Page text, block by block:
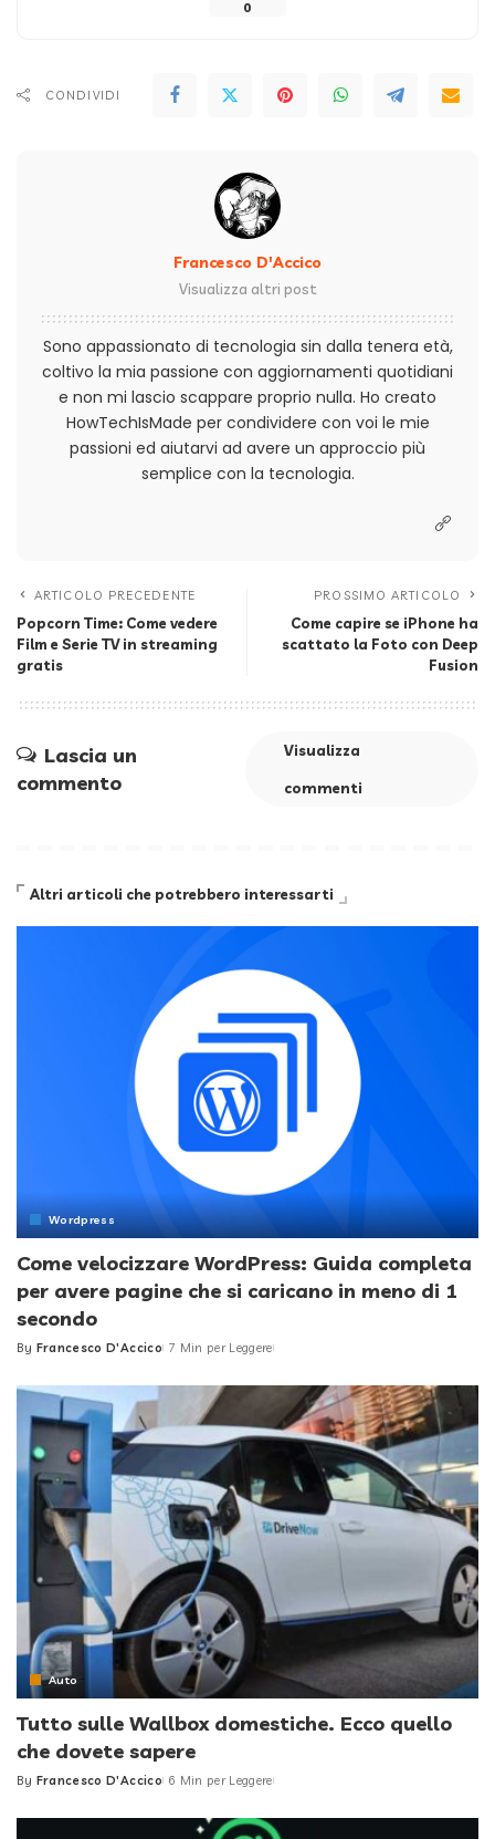
0
CONDIVIDI
Francesco D'Accico
Visualizza altri post
Sono appassionato di tecnologia sin dalla tenera età,
coltivo la mia passione con aggiornamenti quotidiani
e non mi lascio scappare proprio nulla. Ho creato
HowTechIsMade per condividere con voi le mie
passioni ed aiutarvi ad avere un approccio più
semplice con la tecnologia.
ARTICOLO PRECEDENTE
Popcorn Time: Come vedere
Film e Serie TV in streaming
gratis
PROSSIMO ARTICOLO
Come capire se iPhone ha
scattato la Foto con Deep
Fusion
Lascia un
commento
Visualizza
commenti
Altri articoli che potrebbero interessarti
Wordpress
Come velocizzare WordPress: Guida completa
per avere pagine che si caricano in meno di 1
secondo
Posted
By Francesco D'Accico 7 Min per Leggere
Auto
Tutto sulle Wallbox domestiche. Ecco quello
che dovete sapere
Posted
By Francesco D'Accico 6 Min per Leggere